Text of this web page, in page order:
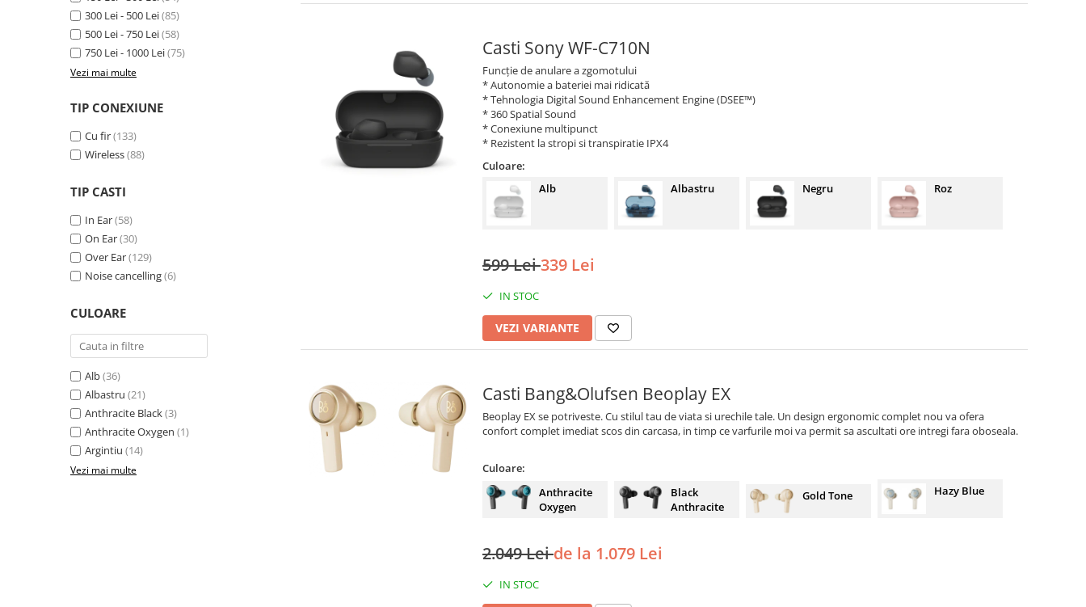
300 Lei - 500 Lei(85)
500 Lei - 750 Lei(58)
750 Lei - 1000 Lei(75)
Vezi mai multe
TIP CONEXIUNE
Cu fir(133)
Wireless(88)
TIP CASTI
In Ear(58)
On Ear(30)
Over Ear(129)
Noise cancelling(6)
CULOARE
Alb(36)
Albastru (21)
Anthracite Black(3)
Anthracite Oxygen (1)
Argintiu (14)
Vezi mai multe
Casti Sony WF-C710N
Funcție de anulare a zgomotului
* Autonomie a bateriei mai ridicată
* Tehnologia Digital Sound Enhancement Engine (DSEE™)
* 360 Spatial Sound
* Conexiune multipunct
* Rezistent la stropi si transpiratie IPX4
Culoare:
Alb
Albastru Negru Roz
599 Lei339 Lei
IN STOC
VEZI VARIANTE
Casti Bang&Olufsen Beoplay EX
Beoplay EX se potriveste. Cu stilul tau de viata si urechile tale. Un design ergonomic complet nou va ofera
confort complet imediat scos din carcasa, in timp ce varfurile moi va permit sa ascultati ore intregi fara oboseala.
Culoare:
Anthracite
Oxygen
Black
Anthracite
Gold Tone Hazy Blue
2.049 Leide la 1.079 Lei
IN STOC